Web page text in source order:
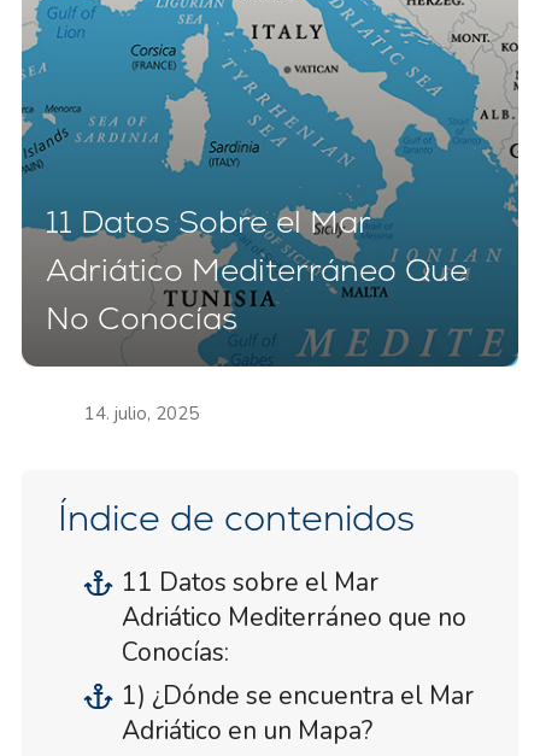
11 Datos Sobre el Mar
Adriático Mediterráneo Que
No Conocías
14. julio, 2025
Índice de contenidos
11 Datos sobre el Mar
Adriático Mediterráneo que no
Conocías:
1) ¿Dónde se encuentra el Mar
Adriático en un Mapa?